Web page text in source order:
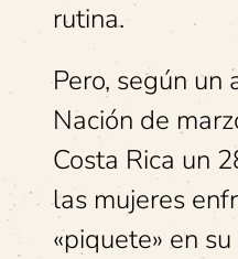
rutina.
Pero, según un
Nación de
Costa Rica un
las mujeres
«piquete» en